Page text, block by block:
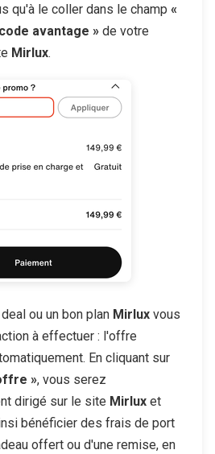
qu'à le coller dans le champ «
avantage » de votre
Mirlux.
ou un bon plan Mirlux vous
à effectuer : l'offre
En cliquant sur
», vous serez
dirigé sur le site Mirlux et
bénéficier des frais de port
offert ou d'une remise, en